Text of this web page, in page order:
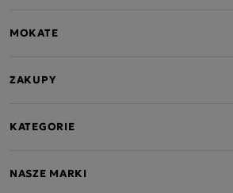
MOKATE
ZAKUPY
KATEGORIE
NASZE MARKI